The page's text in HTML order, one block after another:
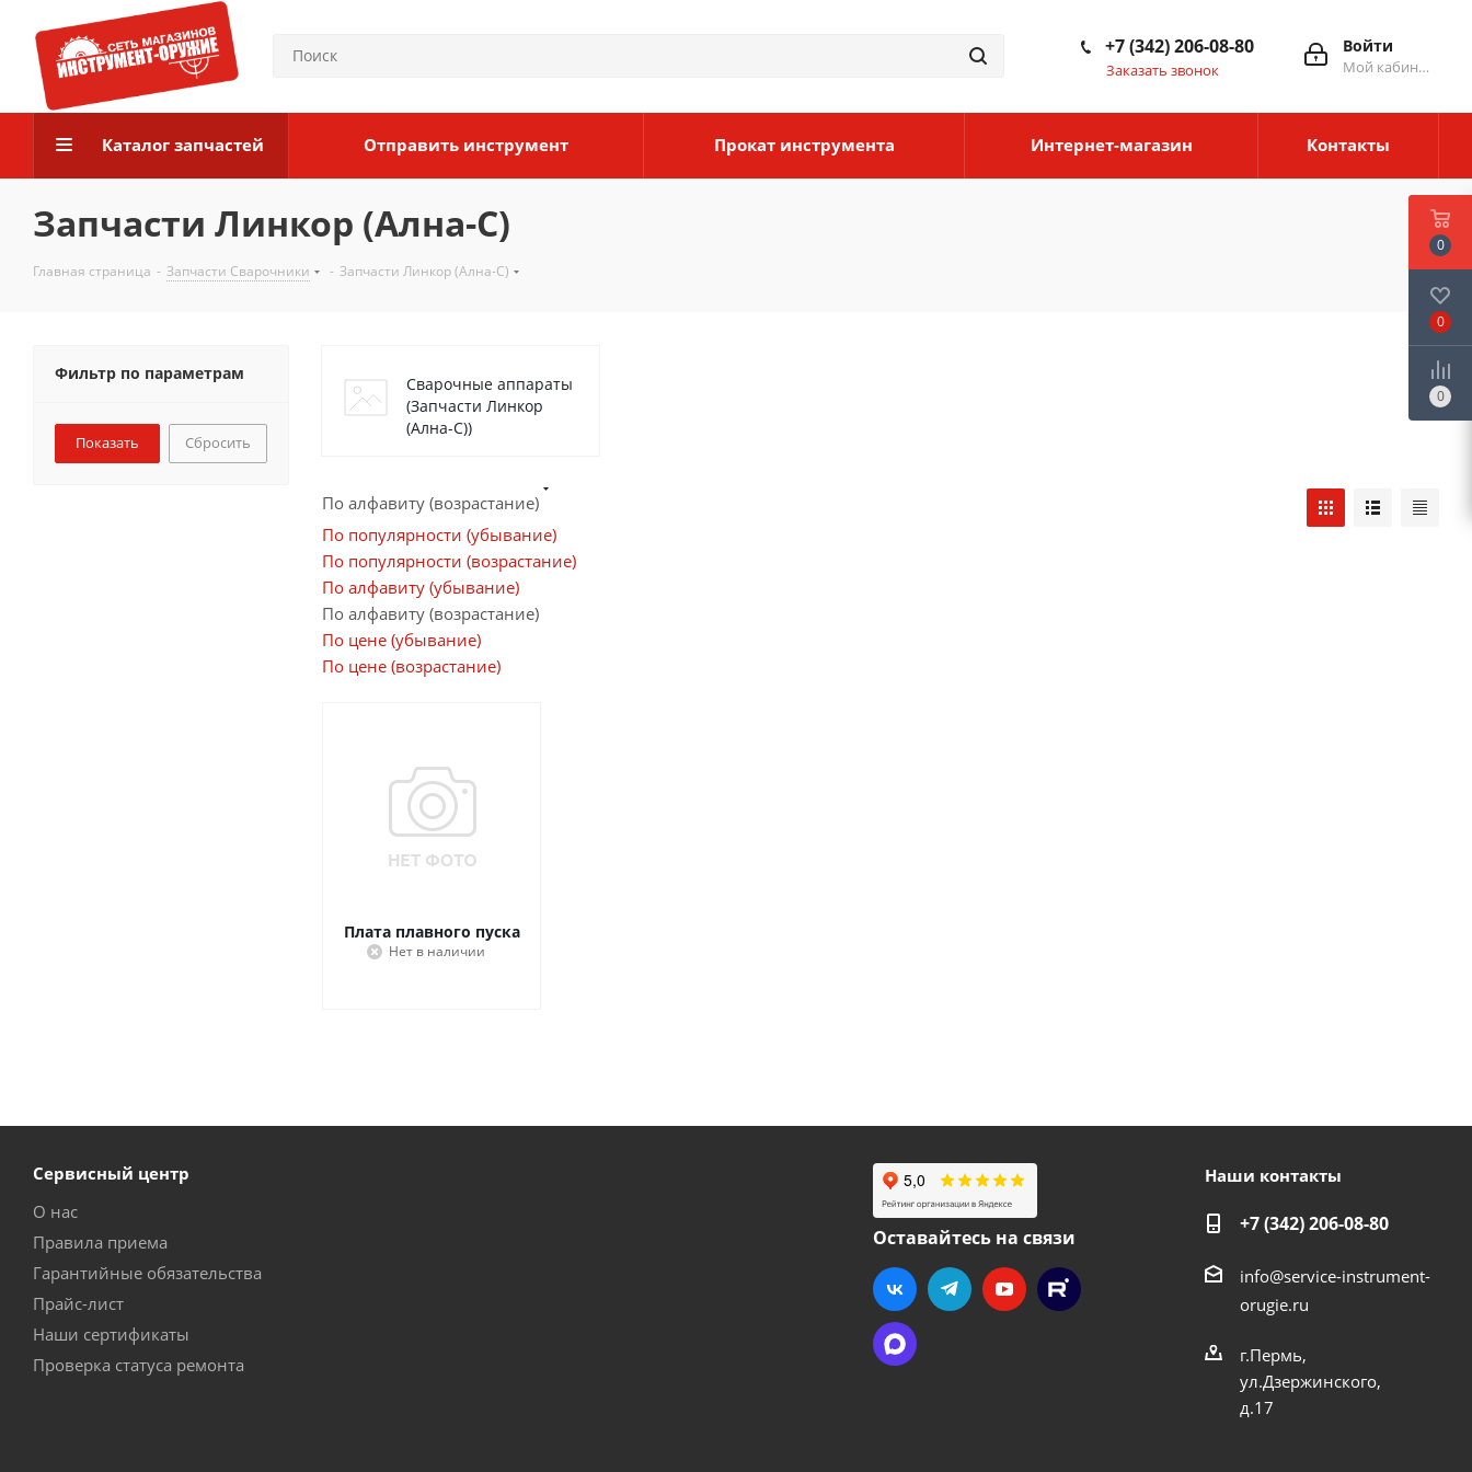
Войти
Мой кабинет
+7 (342) 206-08-80
Заказать звонок
Каталог запчастей Отправить инструмент Прокат инструмента Интернет-магазин Контакты
Запчасти Линкор (Ална-С)
Главная страница - Запчасти Сварочники - Запчасти Линкор (Ална-С)
Сварочные аппараты
(Запчасти Линкор
(Ална-С))
По алфавиту (возрастание)
По популярности (убывание)
По популярности (возрастание)
По алфавиту (убывание)
По алфавиту (возрастание)
По цене (убывание)
По цене (возрастание)
Плата плавного пуска
Нет в наличии
Фильтр по параметрам
Сбросить
Сервисный центр
О нас
Правила приема
Гарантийные обязательства
Прайс-лист
Наши сертификаты
Проверка статуса ремонта
Оставайтесь на связи
Наши контакты
+7 (342) 206-08-80
info@service-instrument-
orugie.ru
г.Пермь,
ул.Дзержинского,
д.17
0
0
0